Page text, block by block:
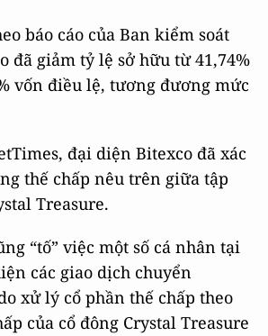
báo cáo của Ban kiểm soát
đã giảm tỷ lệ sở hữu từ 41,74%
vốn điều lệ, tương đương mức
đại diện Bitexco đã xác
thế chấp nêu trên giữa tập
Treasure.
“tố” việc một số cá nhân tại
các giao dịch chuyển
xử lý cổ phần thế chấp theo
của cổ đông Crystal Treasure